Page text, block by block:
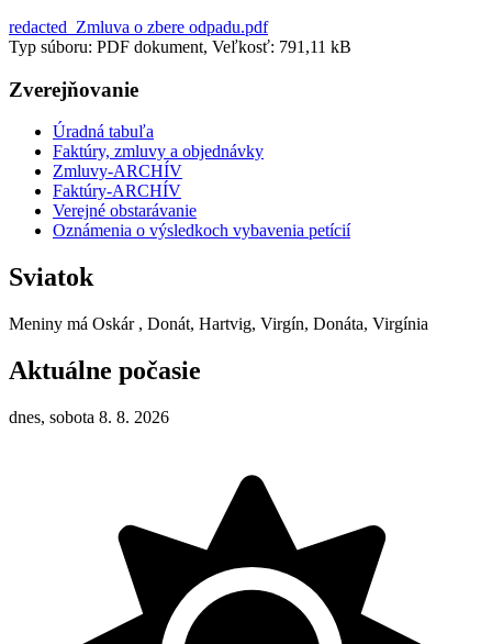
redacted_Zmluva o zbere odpadu.pdf
Typ súboru: PDF dokument, Veľkosť: 791,11 kB
Zverejňovanie
Úradná tabuľa
Faktúry, zmluvy a objednávky
Zmluvy-ARCHÍV
Faktúry-ARCHÍV
Verejné obstarávanie
Oznámenia o výsledkoch vybavenia petícií
Sviatok
Meniny má Oskár , Donát, Hartvig, Virgín, Donáta, Virgínia
Aktuálne počasie
dnes, sobota 8. 8. 2026